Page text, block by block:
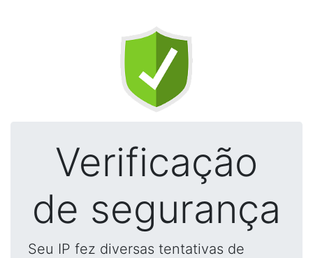
Verificação
de segurança
Seu IP fez diversas tentativas de